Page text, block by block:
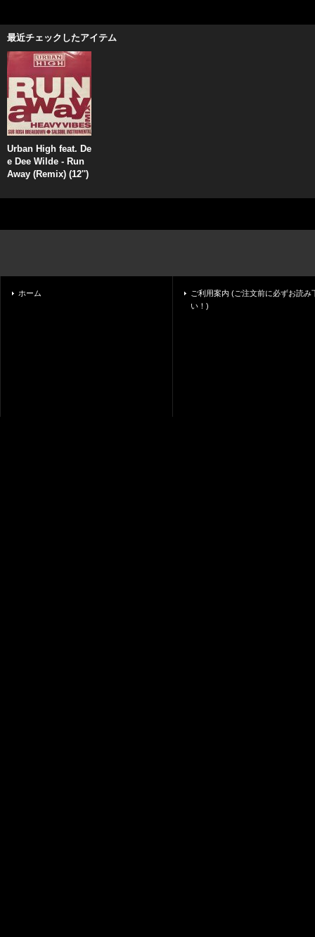
最近チェックしたアイテム
Urban High feat. De
e Dee Wilde - Run
Away (Remix) (12'')
ホーム
ご利用案内 (ご注文前に必ずお読み
い！)